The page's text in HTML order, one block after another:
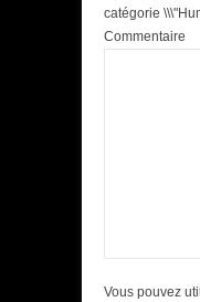
catégorie
Commentaire
Vous pouvez